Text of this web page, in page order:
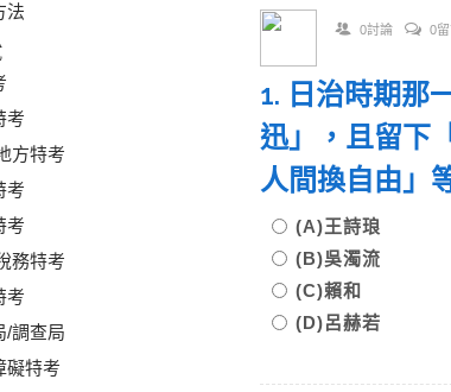
法
考
方特考
考
考
務特考
考
/調查局
礙特考
0討論 0
1. 日治時期那
迅」，且留下
人間換自由」
(A)王詩琅
(B)吳濁流
(C)賴和
(D)呂赫若